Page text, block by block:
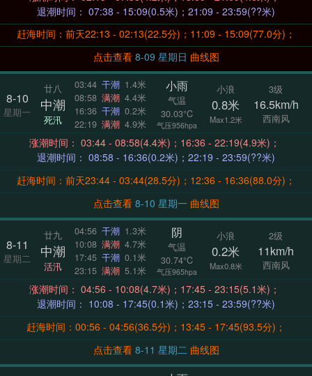
退潮时间： 07:38 - 15:09(0.5米)；21:09 - 23:59(??米)
赶海时间：前天22:13 - 02:13(22.5分)；11:09 - 15:09(77.0分)；
点击查看
8-09 星期日 曲线图
8-10
星期一
廿八
中潮
死汛
03:44 干潮 1.4米
08:58 满潮 4.4米
16:36 干潮 0.2米
22:19 满潮 4.9米
小雨
气温
30.03°C
气压956hpa
小浪
0.8米
Max1.2米
3级
16.5km/h
西南风
涨潮时间： 03:44 - 08:58(4.4米)；16:36 - 22:19(4.9米)；
退潮时间： 08:58 - 16:36(0.2米)；22:19 - 23:59(??米)
赶海时间：前天23:44 - 03:44(28.5分)；12:36 - 16:36(88.0分)；
点击查看
8-10 星期一 曲线图
8-11
星期二
廿九
中潮
活汛
04:56 干潮 1.3米
10:08 满潮 4.7米
17:45 干潮 0.1米
23:15 满潮 5.1米
阴
气温
30.74°C
气压965hpa
小浪
0.2米
Max0.8米
2级
11km/h
西南风
涨潮时间： 04:56 - 10:08(4.7米)；17:45 - 23:15(5.1米)；
退潮时间： 10:08 - 17:45(0.1米)；23:15 - 23:59(??米)
赶海时间：00:56 - 04:56(36.5分)；13:45 - 17:45(93.5分)；
点击查看
8-11 星期二 曲线图